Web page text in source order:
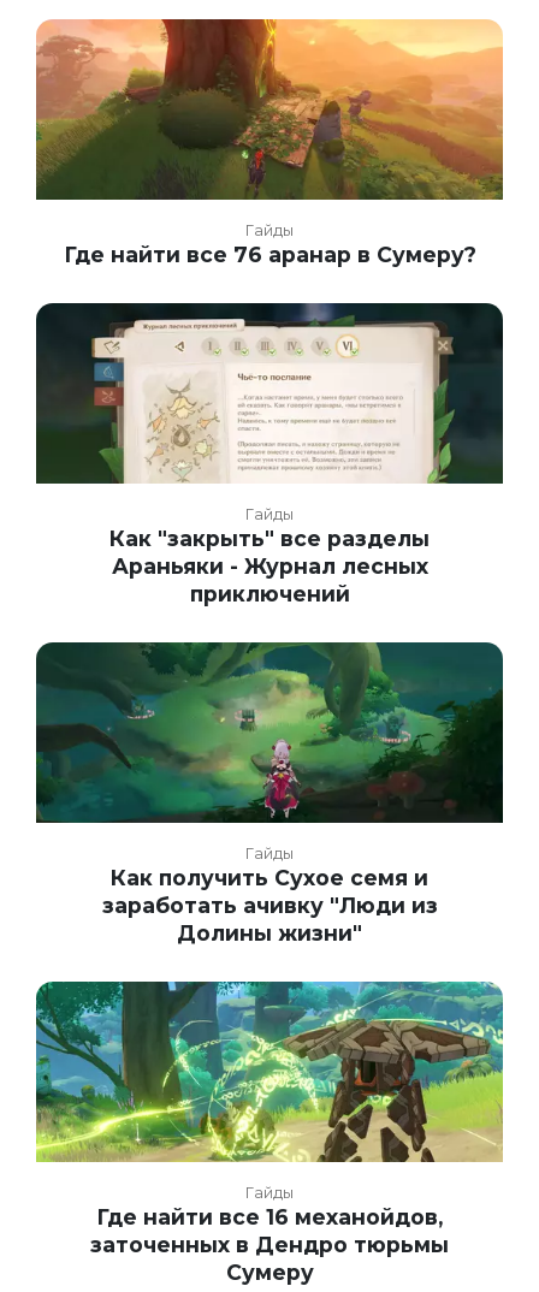
Гайды
Где найти все 76 аранар в Сумеру?
Гайды
Как "закрыть" все разделы
Араньяки - Журнал лесных
приключений
Гайды
Как получить Сухое семя и
заработать ачивку "Люди из
Долины жизни"
Гайды
Где найти все 16 механойдов,
заточенных в Дендро тюрьмы
Сумеру